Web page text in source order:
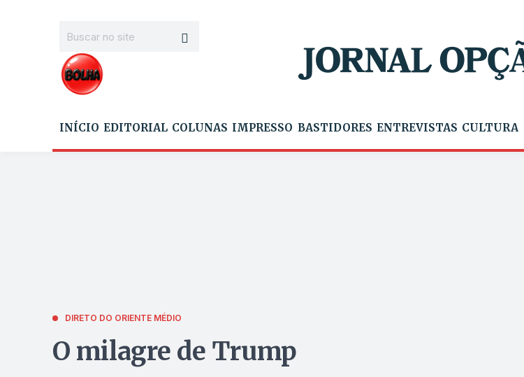
INÍCIO EDITORIAL COLUNAS IMPRESSO BASTIDORES ENTREVISTAS CULTURA
DIRETO DO ORIENTE MÉDIO
O milagre de Trump